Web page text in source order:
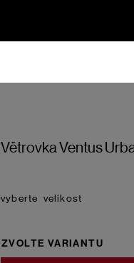
Větrovka Ventus
velikost
ZVOLTE VARIANTU